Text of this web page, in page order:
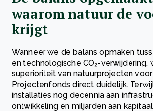
waarom natuur de
krijgt
Wanneer we de balans opmaken
en technologische CO₂-verwijdering,
superioriteit van natuurprojecten
Projectenfonds direct duidelijk.
installaties nog decennia aan
ontwikkeling en miljarden aan